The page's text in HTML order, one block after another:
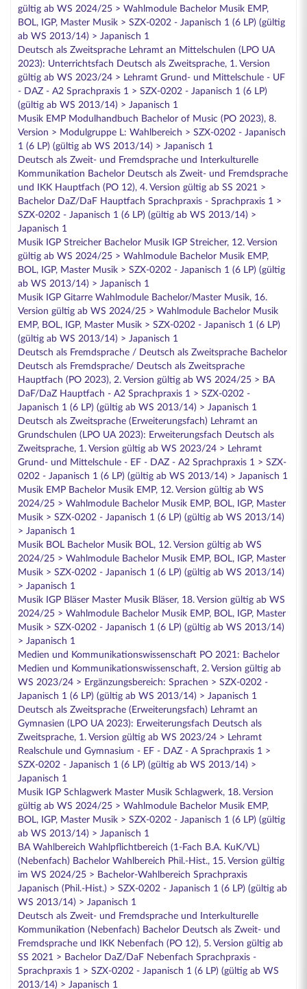
gültig ab WS 2024/25 > Wahlmodule Bachelor Musik EMP,
BOL, IGP, Master Musik > SZX-0202 - Japanisch 1 (6 LP) (gültig
ab WS 2013/14) > Japanisch 1
Deutsch als Zweitsprache Lehramt an Mittelschulen (LPO UA
2023): Unterrichtsfach Deutsch als Zweitsprache, 1. Version
gültig ab WS 2023/24 > Lehramt Grund- und Mittelschule - UF
- DAZ - A2 Sprachpraxis 1 > SZX-0202 - Japanisch 1 (6 LP)
(gültig ab WS 2013/14) > Japanisch 1
Musik EMP Modulhandbuch Bachelor of Music (PO 2023), 8.
Version > Modulgruppe L: Wahlbereich > SZX-0202 - Japanisch
1 (6 LP) (gültig ab WS 2013/14) > Japanisch 1
Deutsch als Zweit- und Fremdsprache und Interkulturelle
Kommunikation Bachelor Deutsch als Zweit- und Fremdsprache
und IKK Hauptfach (PO 12), 4. Version gültig ab SS 2021 >
Bachelor DaZ/DaF Hauptfach Sprachpraxis - Sprachpraxis 1 >
SZX-0202 - Japanisch 1 (6 LP) (gültig ab WS 2013/14) >
Japanisch 1
Musik IGP Streicher Bachelor Musik IGP Streicher, 12. Version
gültig ab WS 2024/25 > Wahlmodule Bachelor Musik EMP,
BOL, IGP, Master Musik > SZX-0202 - Japanisch 1 (6 LP) (gültig
ab WS 2013/14) > Japanisch 1
Musik IGP Gitarre Wahlmodule Bachelor/Master Musik, 16.
Version gültig ab WS 2024/25 > Wahlmodule Bachelor Musik
EMP, BOL, IGP, Master Musik > SZX-0202 - Japanisch 1 (6 LP)
(gültig ab WS 2013/14) > Japanisch 1
Deutsch als Fremdsprache / Deutsch als Zweitsprache Bachelor
Deutsch als Fremdsprache/ Deutsch als Zweitsprache
Hauptfach (PO 2023), 2. Version gültig ab WS 2024/25 > BA
DaF/DaZ Hauptfach - A2 Sprachpraxis 1 > SZX-0202 -
Japanisch 1 (6 LP) (gültig ab WS 2013/14) > Japanisch 1
Deutsch als Zweitsprache (Erweiterungsfach) Lehramt an
Grundschulen (LPO UA 2023): Erweiterungsfach Deutsch als
Zweitsprache, 1. Version gültig ab WS 2023/24 > Lehramt
Grund- und Mittelschule - EF - DAZ - A2 Sprachpraxis 1 > SZX-
0202 - Japanisch 1 (6 LP) (gültig ab WS 2013/14) > Japanisch 1
Musik EMP Bachelor Musik EMP, 12. Version gültig ab WS
2024/25 > Wahlmodule Bachelor Musik EMP, BOL, IGP, Master
Musik > SZX-0202 - Japanisch 1 (6 LP) (gültig ab WS 2013/14)
> Japanisch 1
Musik BOL Bachelor Musik BOL, 12. Version gültig ab WS
2024/25 > Wahlmodule Bachelor Musik EMP, BOL, IGP, Master
Musik > SZX-0202 - Japanisch 1 (6 LP) (gültig ab WS 2013/14)
> Japanisch 1
Musik IGP Bläser Master Musik Bläser, 18. Version gültig ab WS
2024/25 > Wahlmodule Bachelor Musik EMP, BOL, IGP, Master
Musik > SZX-0202 - Japanisch 1 (6 LP) (gültig ab WS 2013/14)
> Japanisch 1
Medien und Kommunikationswissenschaft PO 2021: Bachelor
Medien und Kommunikationswissenschaft, 2. Version gültig ab
WS 2023/24 > Ergänzungsbereich: Sprachen > SZX-0202 -
Japanisch 1 (6 LP) (gültig ab WS 2013/14) > Japanisch 1
Deutsch als Zweitsprache (Erweiterungsfach) Lehramt an
Gymnasien (LPO UA 2023): Erweiterungsfach Deutsch als
Zweitsprache, 1. Version gültig ab WS 2023/24 > Lehramt
Realschule und Gymnasium - EF - DAZ - A Sprachpraxis 1 >
SZX-0202 - Japanisch 1 (6 LP) (gültig ab WS 2013/14) >
Japanisch 1
Musik IGP Schlagwerk Master Musik Schlagwerk, 18. Version
gültig ab WS 2024/25 > Wahlmodule Bachelor Musik EMP,
BOL, IGP, Master Musik > SZX-0202 - Japanisch 1 (6 LP) (gültig
ab WS 2013/14) > Japanisch 1
BA Wahlbereich Wahlpflichtbereich (1-Fach B.A. KuK/VL)
(Nebenfach) Bachelor Wahlbereich Phil.-Hist., 15. Version gültig
im WS 2024/25 > Bachelor-Wahlbereich Sprachpraxis
Japanisch (Phil.-Hist.) > SZX-0202 - Japanisch 1 (6 LP) (gültig ab
WS 2013/14) > Japanisch 1
Deutsch als Zweit- und Fremdsprache und Interkulturelle
Kommunikation (Nebenfach) Bachelor Deutsch als Zweit- und
Fremdsprache und IKK Nebenfach (PO 12), 5. Version gültig ab
SS 2021 > Bachelor DaZ/DaF Nebenfach Sprachpraxis -
Sprachpraxis 1 > SZX-0202 - Japanisch 1 (6 LP) (gültig ab WS
2013/14) > Japanisch 1